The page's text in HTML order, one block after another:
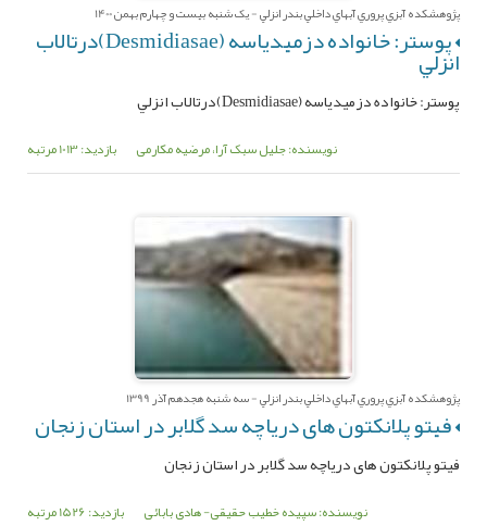
پژوهشکده آبزي پروري آبهاي داخلي بندر انزلي - یک شنبه بیست و چهارم بهمن 1400
پوستر: خانواده دزميدياسه (Desmidiasae)درتالاب ‌انزلي
پوستر: خانواده دزميدياسه (Desmidiasae)درتالاب ‌انزلي
نویسنده: جلیل سبک آرا، مرضیه مکارمی بازدید: 1013 مرتبه
پژوهشکده آبزي پروري آبهاي داخلي بندر انزلي - سه شنبه هجدهم آذر 1399
فیتو پلانکتون های دریاچه سد گلابر در استان زنجان
فیتو پلانکتون های دریاچه سد گلابر در استان زنجان
نویسنده: سپیده خطیب حقیقی- هادی بابائی بازدید: 1526 مرتبه